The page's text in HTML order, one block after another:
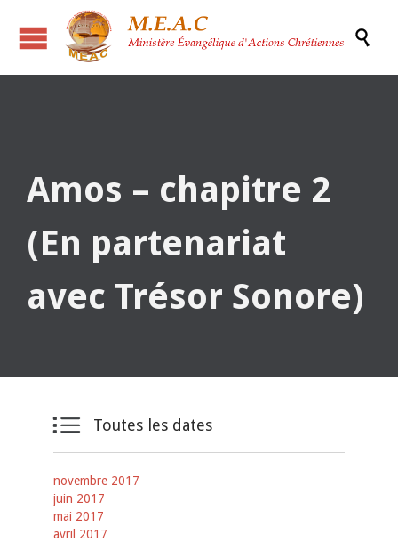

Amos – chapitre 2
(En partenariat
avec Trésor Sonore)
 Toutes les dates
novembre 2017
juin 2017
mai 2017
avril 2017